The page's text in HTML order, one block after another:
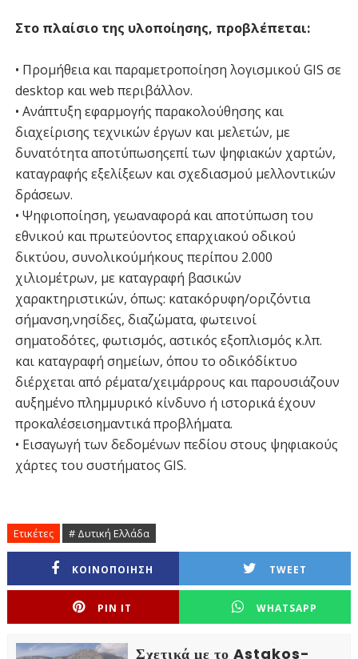
Στο πλαίσιο της υλοποίησης, προβλέπεται:
• Προμήθεια και παραμετροποίηση λογισμικού GIS σε
desktop και web περιβάλλον.
• Ανάπτυξη εφαρμογής παρακολούθησης και
διαχείρισης τεχνικών έργων και μελετών, με
δυνατότητα αποτύπωσηςεπί των ψηφιακών χαρτών,
καταγραφής εξελίξεων και σχεδιασμού μελλοντικών
δράσεων.
• Ψηφιοποίηση, γεωαναφορά και αποτύπωση του
εθνικού και πρωτεύοντος επαρχιακού οδικού
δικτύου, συνολικούμήκους περίπου 2.000
χιλιομέτρων, με καταγραφή βασικών
χαρακτηριστικών, όπως: κατακόρυφη/οριζόντια
σήμανση,νησίδες, διαζώματα, φωτεινοί
σηματοδότες, φωτισμός, αστικός εξοπλισμός κ.λπ.
και καταγραφή σημείων, όπου το οδικόδίκτυο
διέρχεται από ρέματα/χειμάρρους και παρουσιάζουν
αυξημένο πλημμυρικό κίνδυνο ή ιστορικά έχουν
προκαλέσεισημαντικά προβλήματα.
• Εισαγωγή των δεδομένων πεδίου στους ψηφιακούς
χάρτες του συστήματος GIS.
Ετικέτες # Δυτική Ελλάδα
ΚΟΙΝΟΠΟΙΗΣΗ TWEET
PIN IT WHATSAPP
Σχετικά με το Astakos-